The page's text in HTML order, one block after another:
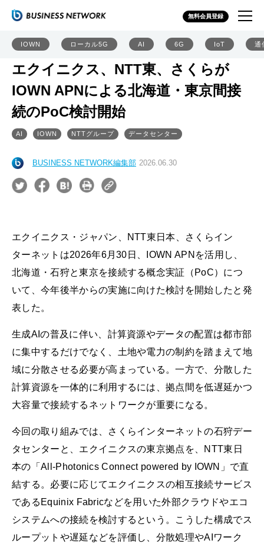
無料会員登録
IOWN ローカル5G AI 6G IoT 通
エクイニクス、NTT東、さくらが
IOWN APNによる北海道・東京間接
続のPoC検討開始
AI IOWN NTTグループ データセンター
BUSINESS NETWORK編集部 2026.06.30
エクイニクス・ジャパン、NTT東日本、さくらイン
ターネットは2026年6月30日、IOWN APNを活用し、
北海道・石狩と東京を接続する概念実証（PoC）につ
いて、今年後半からの実施に向けた検討を開始したと発
表した。
生成AIの普及に伴い、計算資源やデータの配置は都市部
に集中するだけでなく、土地や電力の制約を踏まえて地
域に分散させる必要が高まっている。一方で、分散した
計算資源を一体的に利用するには、拠点間を低遅延かつ
大容量で接続するネットワークが重要になる。
今回の取り組みでは、さくらインターネットの石狩デー
タセンターと、エクイニクスの東京拠点を、NTT東日
本の「All-Photonics Connect powered by IOWN」で直
結する。必要に応じてエクイニクスの相互接続サービス
であるEquinix Fabricなどを用いた外部クラウドやエコ
システムへの接続を検討するという。こうした構成でス
ループットや遅延などを評価し、分散処理やAIワーク